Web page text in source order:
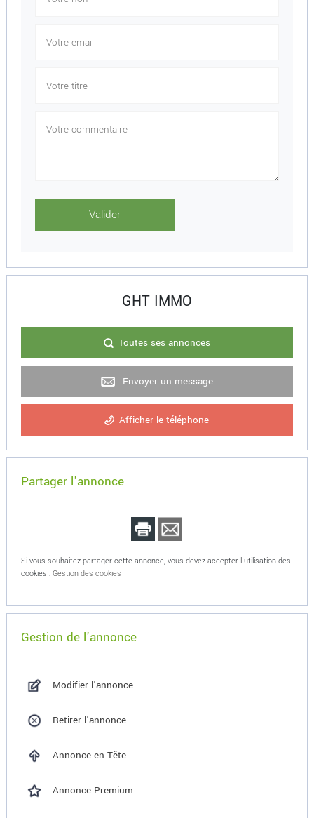
GHT IMMO
Toutes ses annonces
Envoyer un message
Afficher le téléphone
Partager l'annonce
Si vous souhaitez partager cette annonce, vous devez accepter l'utilisation des
cookies : Gestion des cookies
Gestion de l'annonce
Modifier l'annonce
Retirer l'annonce
Annonce en Tête
Annonce Premium